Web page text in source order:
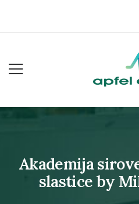
Akademija
slastice by